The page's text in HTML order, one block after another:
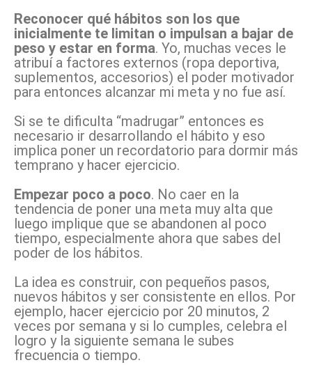
Reconocer qué hábitos son los que
inicialmente te limitan o impulsan a bajar de
peso y estar en forma. Yo, muchas veces le
atribuí a factores externos (ropa deportiva,
suplementos, accesorios) el poder motivador
para entonces alcanzar mi meta y no fue así.
Si se te dificulta “madrugar” entonces es
necesario ir desarrollando el hábito y eso
implica poner un recordatorio para dormir más
temprano y hacer ejercicio.
Empezar poco a poco. No caer en la
tendencia de poner una meta muy alta que
luego implique que se abandonen al poco
tiempo, especialmente ahora que sabes del
poder de los hábitos.
La idea es construir, con pequeños pasos,
nuevos hábitos y ser consistente en ellos. Por
ejemplo, hacer ejercicio por 20 minutos, 2
veces por semana y si lo cumples, celebra el
logro y la siguiente semana le subes
frecuencia o tiempo.